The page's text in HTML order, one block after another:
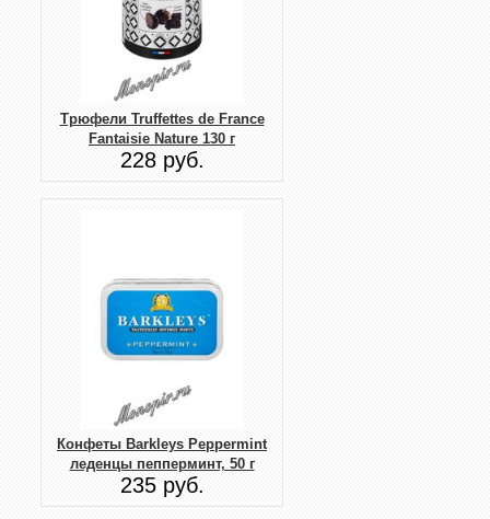
Трюфели Truffettes de France
Fantaisie Nature 130 г
228 руб.
Конфеты Barkleys Peppermint
леденцы пепперминт, 50 г
235 руб.